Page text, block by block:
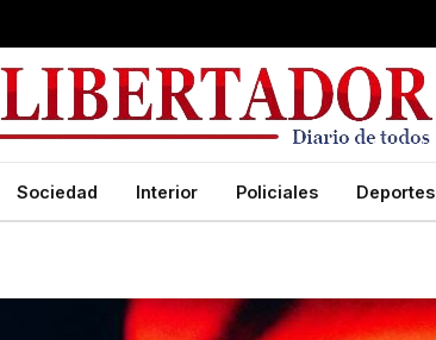
Sociedad Interior Policiales Deportes